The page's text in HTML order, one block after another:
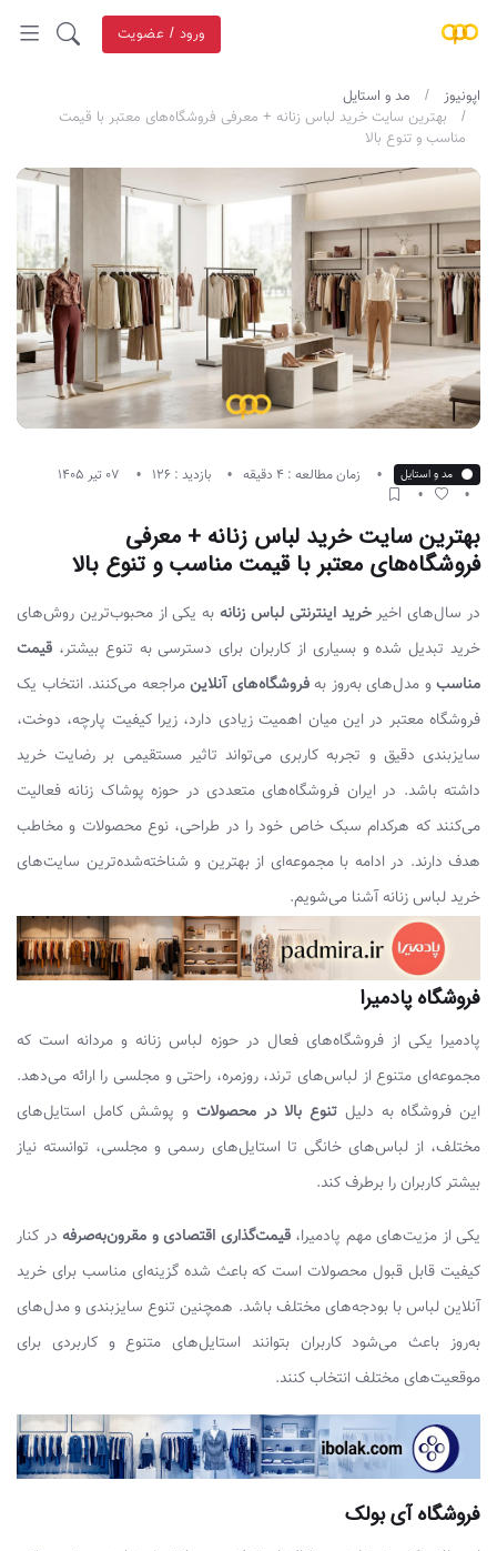
ورود / عضویت
اپونیوز
مد و استایل
بهترین سایت‌ خرید لباس زنانه + معرفی فروشگاه‌های معتبر با قیمت
مناسب و تنوع بالا
مد و استایل زمان مطالعه : 4 دقیقه بازدید : 126
بهترین سایت‌ خرید لباس زنانه + معرفی
فروشگاه‌های معتبر با قیمت مناسب و تنوع بالا
در سال‌های اخیرخرید اینترنتی لباس زنانه به یکی از محبوب‌ترین روش‌های
خرید تبدیل شده و بسیاری از کاربران برای دسترسی به تنوع بیشتر، قیمت
مناسبو مدل‌های به‌روز بهفروشگاه‌های آنلاینمراجعه می‌کنند. انتخاب یک
فروشگاه معتبر در این میان اهمیت زیادی دارد، زیرا کیفیت پارچه، دوخت،
سایزبندی دقیق و تجربه کاربری می‌تواند تاثیر مستقیمی بر رضایت خرید
داشته باشد. در ایران فروشگاه‌های متعددی در حوزه پوشاک زنانه فعالیت
می‌کنند که هرکدام سبک خاص خود را در طراحی، نوع محصولات و مخاطب
هدف دارند. در ادامه با مجموعه‌ای از بهترین و شناخته‌شده‌ترین سایت‌های
خرید لباس زنانه آشنا می‌شویم.
فروشگاه پادمیرا
پادمیرا یکی از فروشگاه‌های فعال در حوزه لباس زنانه و مردانه است که
مجموعه‌ای متنوع از لباس‌های ترند، روزمره، راحتی و مجلسی را ارائه می‌دهد.
این فروشگاه به دلیل تنوع بالا در محصولات و پوشش کامل استایل‌های
مختلف، از لباس‌های خانگی تا استایل‌های رسمی و مجلسی، توانسته نیاز
بیشتر کاربران را برطرف کند.
یکی از مزیت‌های مهم پادمیرا،قیمت‌گذاری اقتصادی و مقرون‌به‌صرفه در کنار
کیفیت قابل قبول محصولات است که باعث شده گزینه‌ای مناسب برای خرید
آنلاین لباس با بودجه‌های مختلف باشد. همچنین تنوع سایزبندی و مدل‌های
به‌روز باعث می‌شود کاربران بتوانند استایل‌های متنوع و کاربردی برای
موقعیت‌های مختلف انتخاب کنند.
فروشگاه آی بولک